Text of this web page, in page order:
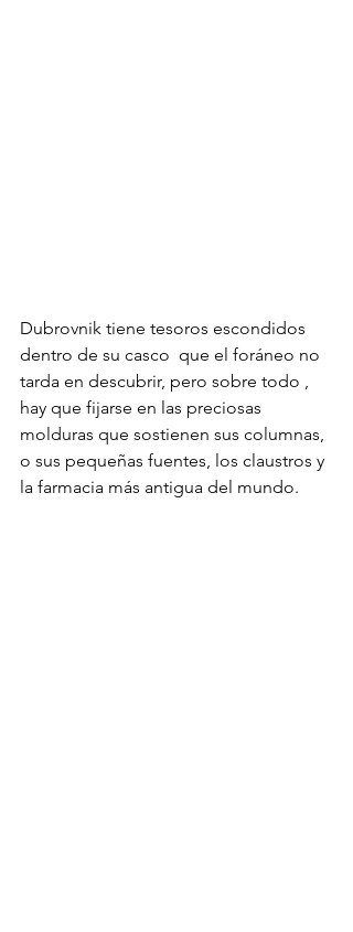
Dubrovnik tiene tesoros escondidos
dentro de su casco  que el foráneo no
tarda en descubrir, pero sobre todo ,
hay que fijarse en las preciosas
molduras que sostienen sus columnas,
o sus pequeñas fuentes, los claustros y
la farmacia más antigua del mundo.